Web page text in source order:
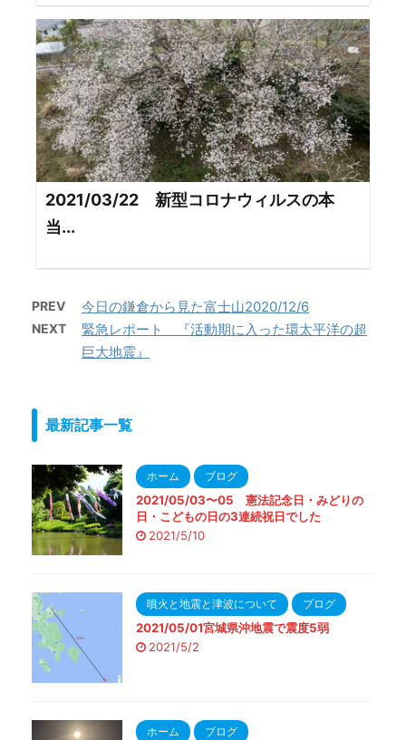
2021/03/22 新型コロナウィルスの本
当...
PREV 今日の鎌倉から見た富士山2020/12/6
NEXT
緊急レポート 『活動期に入った環太平洋の超
巨大地震』
最新記事一覧
ホーム ブログ
2021/05/03〜05 憲法記念日・みどりの
日・こどもの日の3連続祝日でした
2021/5/10
噴火と地震と津波について ブログ
2021/05/01宮城県沖地震で震度5弱
2021/5/2
ホーム ブログ